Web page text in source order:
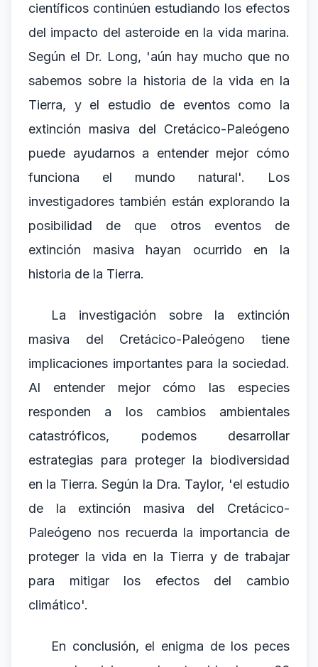
científicos continúen estudiando los efectos
del impacto del asteroide en la vida marina.
Según el Dr. Long, 'aún hay mucho que no
sabemos sobre la historia de la vida en la
Tierra, y el estudio de eventos como la
extinción masiva del Cretácico-Paleógeno
puede ayudarnos a entender mejor cómo
funciona el mundo natural'. Los
investigadores también están explorando la
posibilidad de que otros eventos de
extinción masiva hayan ocurrido en la
historia de la Tierra.
La investigación sobre la extinción
masiva del Cretácico-Paleógeno tiene
implicaciones importantes para la sociedad.
Al entender mejor cómo las especies
responden a los cambios ambientales
catastróficos, podemos desarrollar
estrategias para proteger la biodiversidad
en la Tierra. Según la Dra. Taylor, 'el estudio
de la extinción masiva del Cretácico-
Paleógeno nos recuerda la importancia de
proteger la vida en la Tierra y de trabajar
para mitigar los efectos del cambio
climático'.
En conclusión, el enigma de los peces